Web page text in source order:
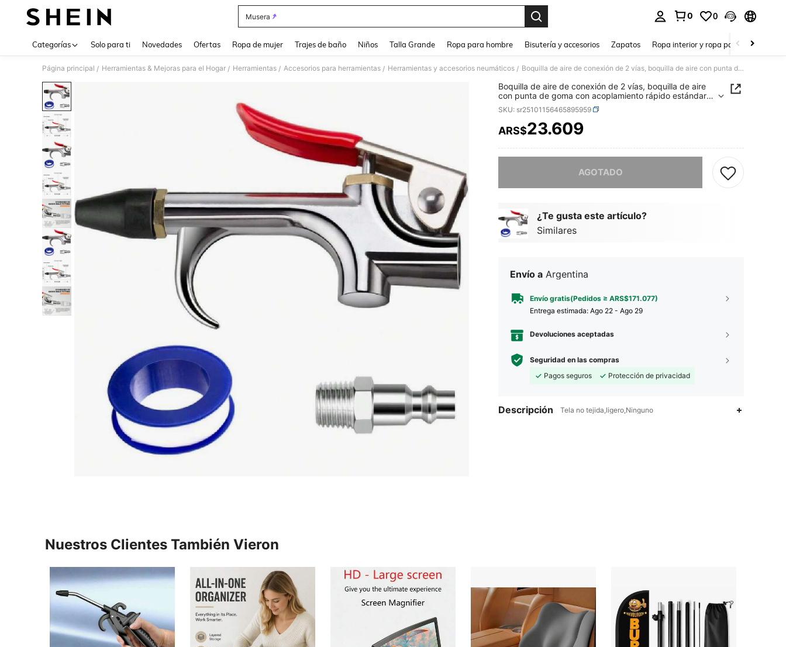
Musera
0 0
Categorías Solo para ti Novedades Ofertas Ropa de mujer Trajes de baño Niños Talla Grande Ropa para hombre Bisutería y accesorios Zapatos Ropa interior y ropa para dormir
Página principal / Herramientas & Mejoras para el Hogar / Herramientas / Accesorios para herramientas / Herramientas y accesorios neumáticos / Boquilla de aire de conexión de 2 vías, boquilla de aire con punta de goma con acoplamiento rápido estándar de 1/4 pulg., accesorios de compresor de aire, pistola sopladora de aire para inflado y desempolvado, 24274068
Boquilla de aire de conexión de 2 vías, boquilla de aire
con punta de goma con acoplamiento rápido estándar
de 1/4 pulg., accesorios de compresor de aire, pistola
sopladora de aire para inflado y desempolvado,
24274068
SKU: sr25101156465895959
PRICE AND AVAILABILITY
ARS$23.609
AGOTADO
¿Te gusta este artículo?
Similares
Envío a Argentina
Envío gratis(Pedidos ≥ ARS$171.077)
Entrega estimada: Ago 22 - Ago 29
Devoluciones aceptadas
Seguridad en las compras
Pagos seguros
Protección de privacidad
Descripción Tela no tejida,ligero,Ninguno
Nuestros Clientes También Vieron